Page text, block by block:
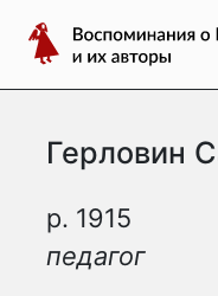
содержимому
Воспоминания
о
ГУЛАГе
ихГерловин
р. 1915
педагог